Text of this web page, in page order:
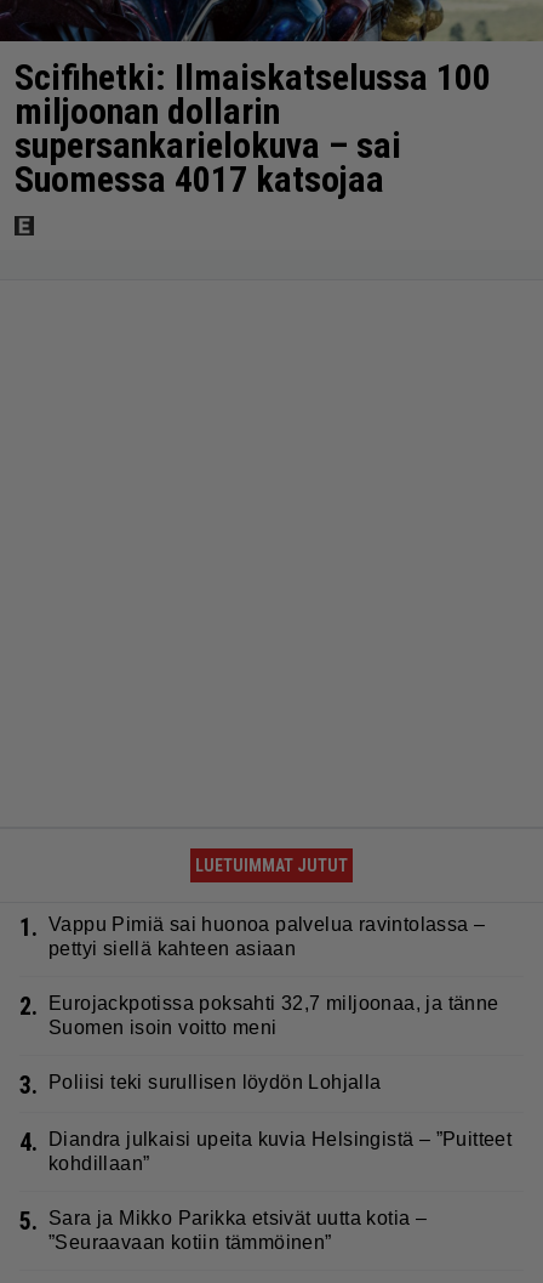
Scifihetki: Ilmaiskatselussa 100
miljoonan dollarin
supersankarielokuva – sai
Suomessa 4017 katsojaa
LUETUIMMAT JUTUT
1. Vappu Pimiä sai huonoa palvelua ravintolassa –
pettyi siellä kahteen asiaan
2.
Eurojackpotissa poksahti 32,7 miljoonaa, ja tänne
Suomen isoin voitto meni
3. Poliisi teki surullisen löydön Lohjalla
4.
Diandra julkaisi upeita kuvia Helsingistä – ”Puitteet
kohdillaan”
5.
Sara ja Mikko Parikka etsivät uutta kotia –
”Seuraavaan kotiin tämmöinen”